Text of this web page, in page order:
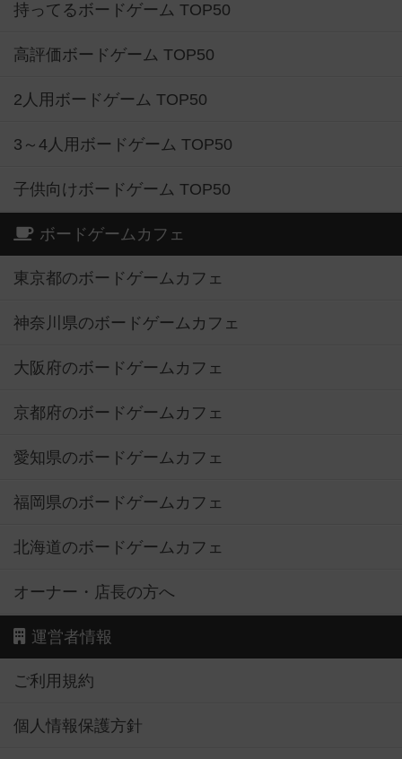
持ってるボードゲーム TOP50
高評価ボードゲーム TOP50
2人用ボードゲーム TOP50
3～4人用ボードゲーム TOP50
子供向けボードゲーム TOP50
ボードゲームカフェ
東京都のボードゲームカフェ
神奈川県のボードゲームカフェ
大阪府のボードゲームカフェ
京都府のボードゲームカフェ
愛知県のボードゲームカフェ
福岡県のボードゲームカフェ
北海道のボードゲームカフェ
オーナー・店長の方へ
運営者情報
ご利用規約
個人情報保護方針